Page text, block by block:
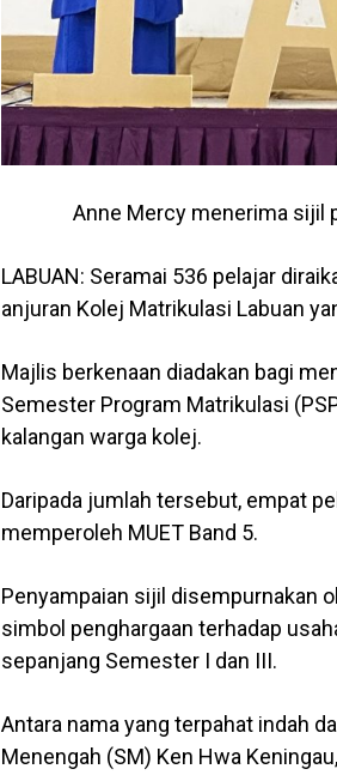
Anne Mercy menerima sijil
LABUAN: Seramai 536 pelajar
anjuran Kolej Matrikulasi Labuan
Majlis berkenaan diadakan bagi
Semester Program Matrikulasi
kalangan warga kolej.
Daripada jumlah tersebut, empat
memperoleh MUET Band 5.
Penyampaian sijil disempurnakan
simbol penghargaan terhadap
sepanjang Semester I dan III.
Antara nama yang terpahat indah
Menengah (SM) Ken Hwa